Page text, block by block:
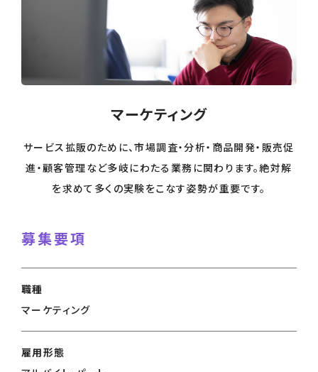
マーケティング
サービス拡販のために、市場調査・分析・商品開発・販売促
進・顧客管理など多岐にわたる業務に関わります。絶対解
を求めて多くの実験をこなす姿勢が重要です。
募集要項
職種
マーケティング
雇用形態